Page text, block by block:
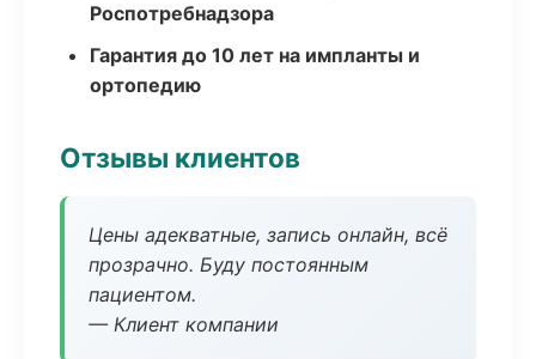
Роспотребнадзора
Гарантия до 10 лет на импланты и
ортопедию
Отзывы клиентов
Цены адекватные, запись онлайн, всё
прозрачно. Буду постоянным
пациентом.
— Клиент компании